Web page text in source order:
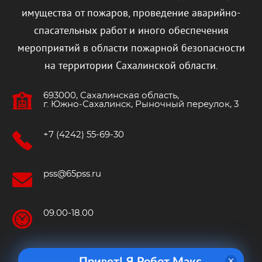
имущества от пожаров, проведение аварийно-
спасательных работ и иного обеспечения
мероприятий в области пожарной безопасности
на территории Сахалинской области.
693000, Сахалинская область,
г. Южно‐Сахалинск, Рыночный переулок, 3
+7 (4242) 55-69-30
pss@65pss.ru
09.00-18.00